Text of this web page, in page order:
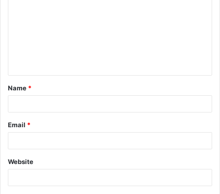
Name *
Email *
Website